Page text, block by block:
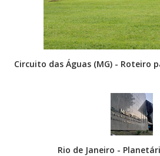
Circuito das Águas (MG) - Roteiro
Rio de Janeiro -